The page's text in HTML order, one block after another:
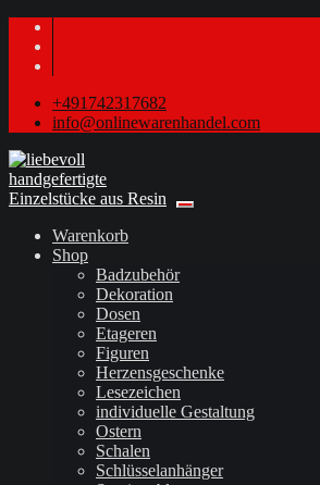
+491742317682
info@onlinewarenhandel.com
Warenkorb
Shop
Badzubehör
Dekoration
Dosen
Etageren
Figuren
Herzensgeschenke
Lesezeichen
individuelle Gestaltung
Ostern
Schalen
Schlüsselanhänger